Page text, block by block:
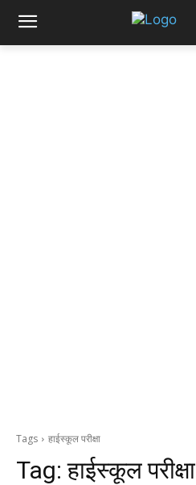
Tags हाईस्कूल परीक्षा
Tag:हाईस्कूल परीक्षा